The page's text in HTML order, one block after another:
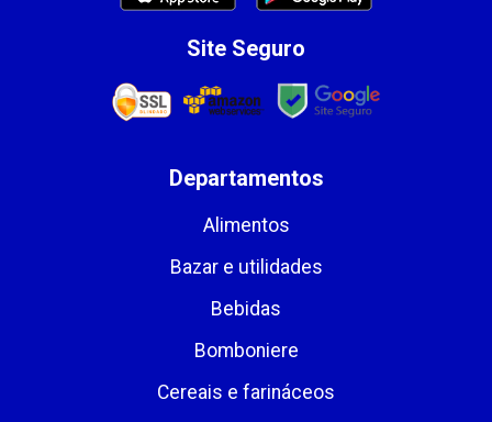
Site Seguro
Departamentos
Alimentos
Bazar e utilidades
Bebidas
Bomboniere
Cereais e farináceos